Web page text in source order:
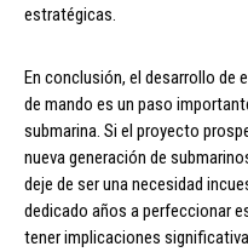
estratégicas.
En conclusión, el desarrollo de
de mando es un paso
submarina. Si el proyecto
nueva generación de
deje de ser una necesidad
dedicado años a perfeccionar
tener implicaciones